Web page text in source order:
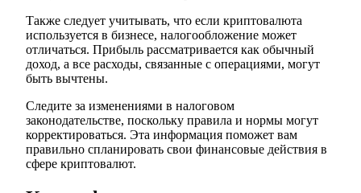
Также следует учитывать, что если криптовалюта
используется в бизнесе, налогообложение может
отличаться. Прибыль рассматривается как обычный
доход, а все расходы, связанные с операциями, могут
быть вычтены.
Следите за изменениями в налоговом
законодательстве, поскольку правила и нормы могут
корректироваться. Эта информация поможет вам
правильно спланировать свои финансовые действия в
сфере криптовалют.